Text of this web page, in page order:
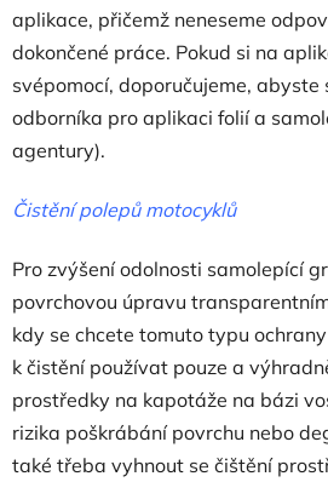
aplikace, přičemž neneseme
dokončené práce. Pokud si na
svépomocí, doporučujeme, abyste
odborníka pro aplikaci folií a
agentury).
Čistění polepů motocyklů
Pro zvýšení odolnosti samolepící
povrchovou úpravu
kdy se chcete tomuto typu
k čistění používat pouze a
prostředky na kapotáže na bázi
rizika poškrábání povrchu nebo
také třeba vyhnout se čištění